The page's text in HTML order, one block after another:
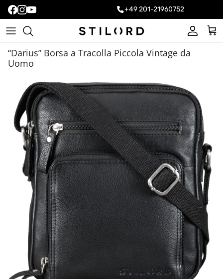
+49 201-21960752
Account
“Darius” Borsa a Tracolla Piccola Vintage da
Uomo